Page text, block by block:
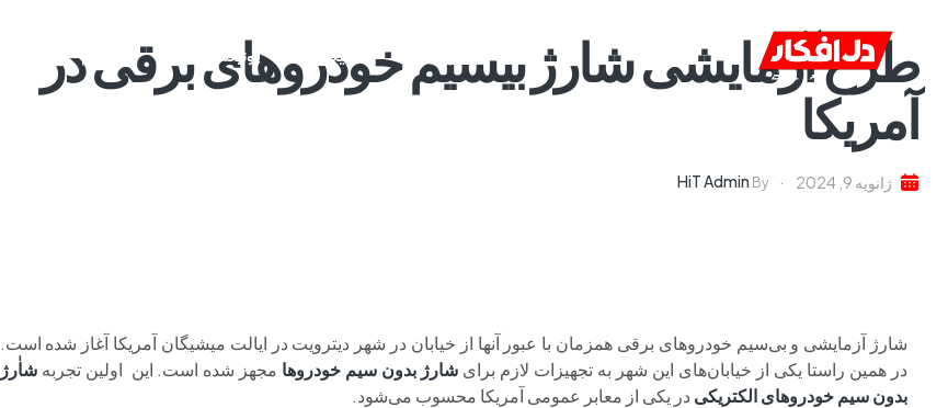
ام وی ام فونیکس فونیکس NEV اکستریم
طرح آزمایشی شارژ بیسیم خودروهای برقی در
آمریکا
ژانویه 9, 2024 By
HiT Admin
شارژ آزمایشی و بی‌سیم خودروهای برقی همزمان با عبور آنها از خیابان‌ در شهر دیترویت در ایالت میشیگان آمریکا آغاز شده است.
در همین راستا یکی از خیابان‌های این شهر به تجهیزات لازم برای شارژ بدون سیم خودروها مجهز شده است. این اولین تجربه شاٰرژ
بدون سیم خودروهای الکتریکی در یکی از معابر عمومی آمریکا محسوب می‌شود.